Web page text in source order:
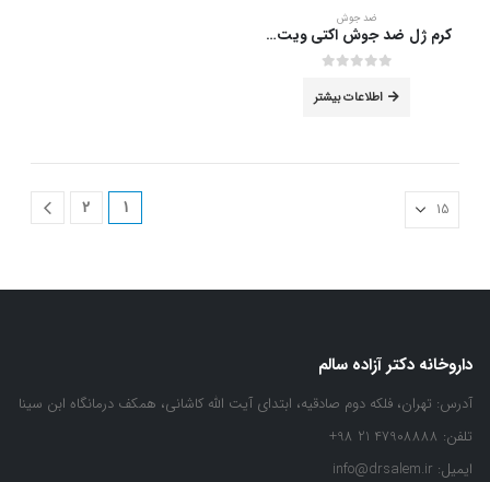
ضد جوش
کرم ژل ضد جوش اکتی ویت ویتالیر 15 میلی لیتر
اطلاعات بیشتر
1
2
داروخانه دکتر آزاده سالم
آدرس: تهران، فلکه دوم صادقیه، ابتدای آیت الله کاشانی، همکف درمانگاه ابن سینا
تلفن: 47908888 21 98+
ایمیل: info@drsalem.ir